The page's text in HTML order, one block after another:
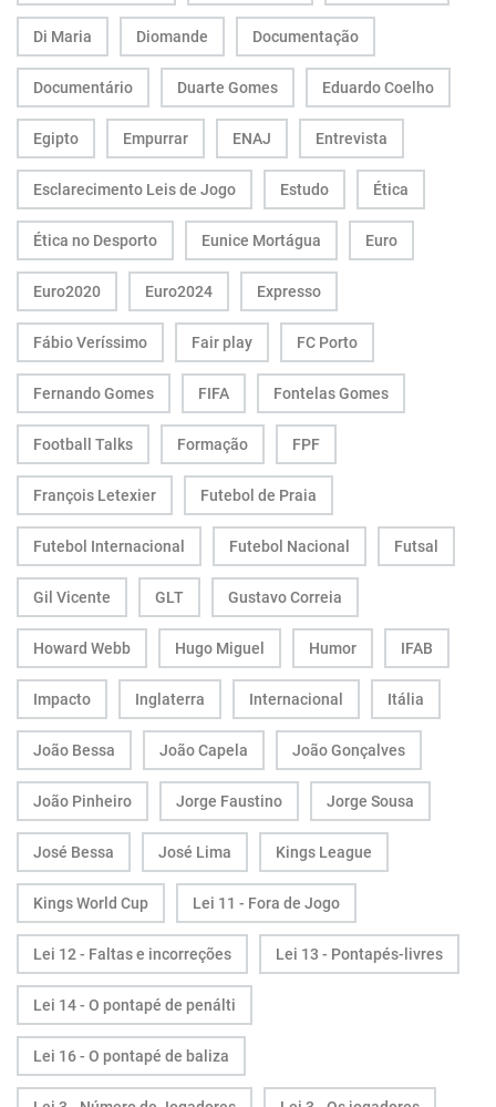
Di Maria Diomande Documentação
Documentário Duarte Gomes Eduardo Coelho
Egipto Empurrar ENAJ Entrevista
Esclarecimento Leis de Jogo Estudo Ética
Ética no Desporto Eunice Mortágua Euro
Euro2020 Euro2024 Expresso
Fábio Veríssimo Fair play FC Porto
Fernando Gomes FIFA Fontelas Gomes
Football Talks Formação FPF
François Letexier Futebol de Praia
Futebol Internacional Futebol Nacional Futsal
Gil Vicente GLT Gustavo Correia
Howard Webb Hugo Miguel Humor IFAB
Impacto Inglaterra Internacional Itália
João Bessa João Capela João Gonçalves
João Pinheiro Jorge Faustino Jorge Sousa
José Bessa José Lima Kings League
Kings World Cup Lei 11 - Fora de Jogo
Lei 12 - Faltas e incorreções Lei 13 - Pontapés-livres
Lei 14 - O pontapé de penálti
Lei 16 - O pontapé de baliza